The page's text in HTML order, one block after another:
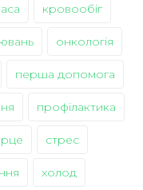
кровообіг
онкологія
перша допомога
профілактика
стрес
холод